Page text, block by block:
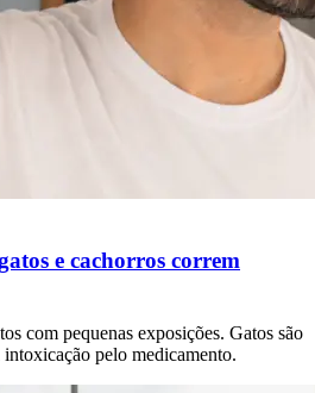
e cachorros correm
com pequenas exposições. Gatos são
pelo medicamento.